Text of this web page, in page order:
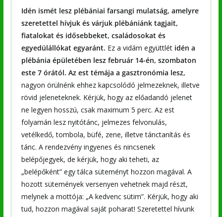
Idén ismét lesz plébániai farsangi mulatság, amelyre
szeretettel hívjuk és várjuk plébániánk tagjait,
fiatalokat és idősebbeket, családosokat és
egyedülállókat egyaránt. Ez a vidám együttlétidén a
plébánia épületében lesz február 14-én, szombaton
este 7 órától. Az est témája a gasztronómia lesz,
nagyon örülnénk ehhez kapcsolódó jelmezeknek, illetve
rövid jeleneteknek. Kérjük, hogy az előadandó jelenet
ne legyen hosszú, csak maximum 5 perc. Az est
folyamán lesz nyitótánc, jelmezes felvonulás,
vetélkedő, tombola, büfé, zene, illetve tánctanítás és
tánc. A rendezvény ingyenes és nincsenek
belépőjegyek, de kérjük, hogy aki teheti, az
„belépőként” egy tálca süteményt hozzon magával. A
hozott sütemények versenyen vehetnek majd részt,
melynek a mottója: „A kedvenc sütim”. Kérjük, hogy aki
tud, hozzon magával saját poharat! Szeretettel hívunk